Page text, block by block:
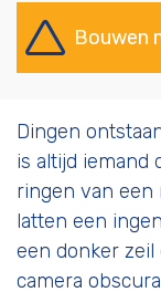
Bouwen
Dingen
is altijd iemand
ringen van een
latten een
een donker
camera